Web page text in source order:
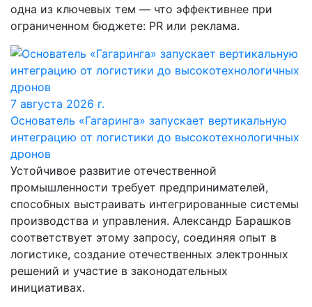
одна из ключевых тем — что эффективнее при
ограниченном бюджете: PR или реклама.
7 августа 2026 г.
Основатель «Гагаринга» запускает вертикальную
интеграцию от логистики до высокотехнологичных
дронов
Устойчивое развитие отечественной
промышленности требует предпринимателей,
способных выстраивать интегрированные системы
производства и управления. Александр Барашков
соответствует этому запросу, соединяя опыт в
логистике, создание отечественных электронных
решений и участие в законодательных
инициативах.